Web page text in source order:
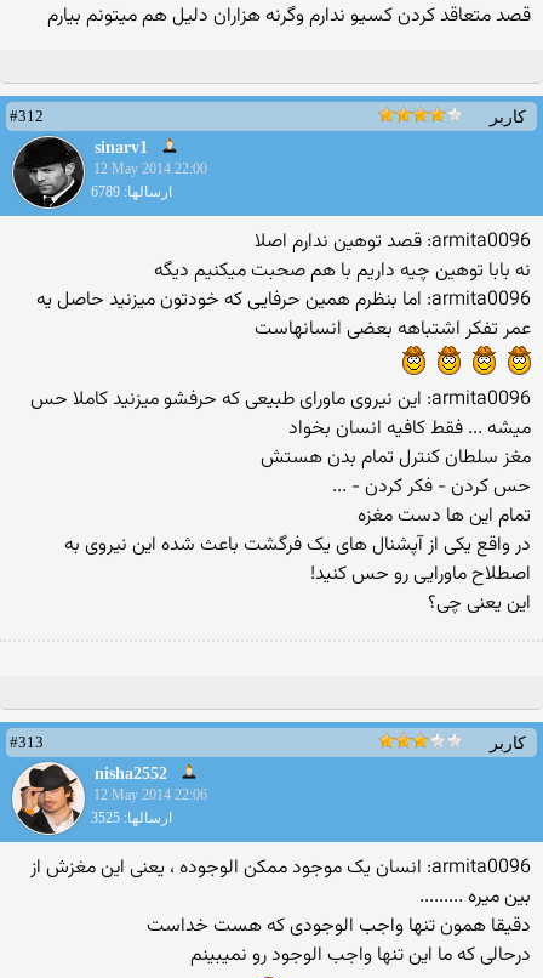
قصد متعاقد کردن کسیو ندارم وگرنه هزاران دلیل هم میتونم بیارم
کاربر
#312
sinarv1
12 May 2014 22:00
ارسالها: 6789
armita0096: قصد توهین ندارم اصلا
نه بابا توهین چیه داریم با هم صحبت میکنیم دیگه
armita0096: اما بنظرم همین حرفایی که خودتون میزنید حاصل یه
عمر تفکر اشتباهه بعضی انسانهاست
armita0096: این نیروی ماورای طبیعی که حرفشو میزنید کاملا حس
میشه ... فقط کافیه انسان بخواد
مغز سلطان کنترل تمام بدن هستش
حس کردن - فکر کردن - ...
تمام این ها دست مغزه
در واقع یکی از آپشنال های یک فرگشت باعث شده این نیروی به
اصطلاح ماورایی رو حس کنید!
این یعنی چی؟
کاربر
#313
nisha2552
12 May 2014 22:06
ارسالها: 3525
armita0096: انسان یک موجود ممکن الوجوده ، یعنی این مغزش از
بین میره .........
دقیقا همون تنها واجب الوجودی که هست خداست
درحالی که ما این تنها واجب الوجود رو نمیبینم